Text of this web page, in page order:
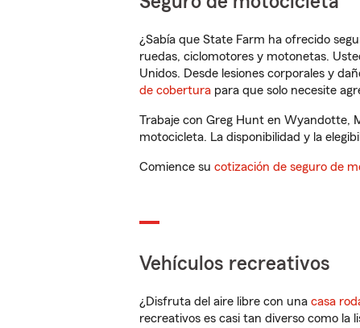
¿Sabía que State Farm ha ofrecido
ruedas, ciclomotores y motonetas.
Unidos. Desde lesiones corporales y
de cobertura para que solo necesite
Trabaje con Greg Hunt en Wyandotte,
motocicleta. La disponibilidad y la
Comience su cotización de seguro de
Vehículos recreativos
¿Disfruta del aire libre con una casa
recreativos es casi tan diverso como la